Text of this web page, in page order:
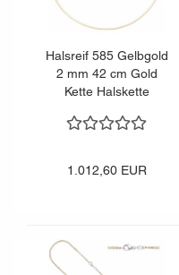
Halsreif 585 Gelbgold
2 mm 42 cm Gold
Kette Halskette
1.012,60 EUR